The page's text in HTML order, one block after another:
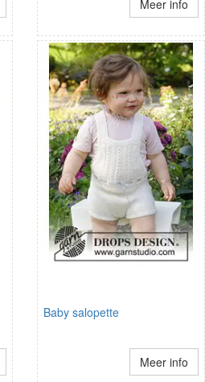
Meer info
Baby salopette
Meer info